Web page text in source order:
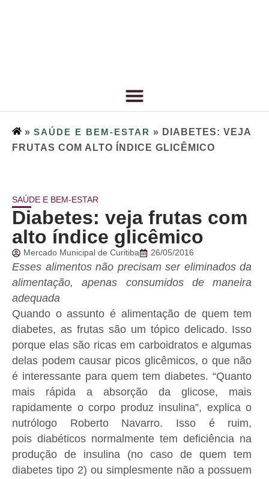
» SAÚDE E BEM-ESTAR » DIABETES: VEJA
FRUTAS COM ALTO ÍNDICE GLICÊMICO
SAÚDE E BEM-ESTAR
Diabetes: veja frutas com
alto índice glicêmico
Mercado Municipal de Curitiba 26/05/2016
Esses alimentos não precisam ser eliminados da
alimentação, apenas consumidos de maneira
adequada
Quando o assunto é alimentação de quem tem
diabetes, as frutas são um tópico delicado. Isso
porque elas são ricas em carboidratos e algumas
delas podem causar picos glicêmicos, o que não
é interessante para quem tem diabetes. “Quanto
mais rápida a absorção da glicose, mais
rapidamente o corpo produz insulina”, explica o
nutrólogo Roberto Navarro. Isso é ruim,
pois diabéticos normalmente tem deficiência na
produção de insulina (no caso de quem tem
diabetes tipo 2) ou simplesmente não a possuem